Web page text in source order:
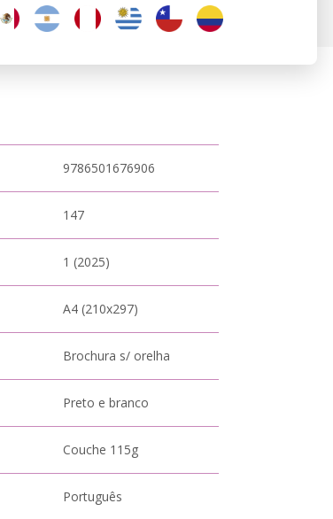
9786501676906
147
1 (2025)
A4 (210x297)
Brochura s/ orelha
Preto e branco
Couche 115g
Português